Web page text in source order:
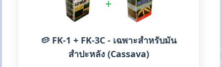
+
🥔 FK-1 + FK-3C - เฉพาะสำหรับมัน
สำปะหลัง (Cassava)